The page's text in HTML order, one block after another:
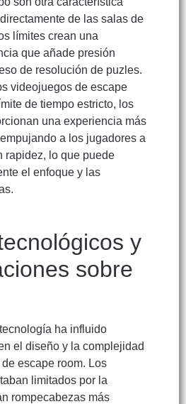
de las salas de
límites crean una
que añade presión
de resolución de puzles.
videojuegos de escape
de tiempo estricto, los
una experiencia más
a los jugadores a
rapidez, lo que puede
el enfoque y las
y
sobre
ha influido
el diseño y la complejidad
escape room. Los
limitados por la
rompecabezas más